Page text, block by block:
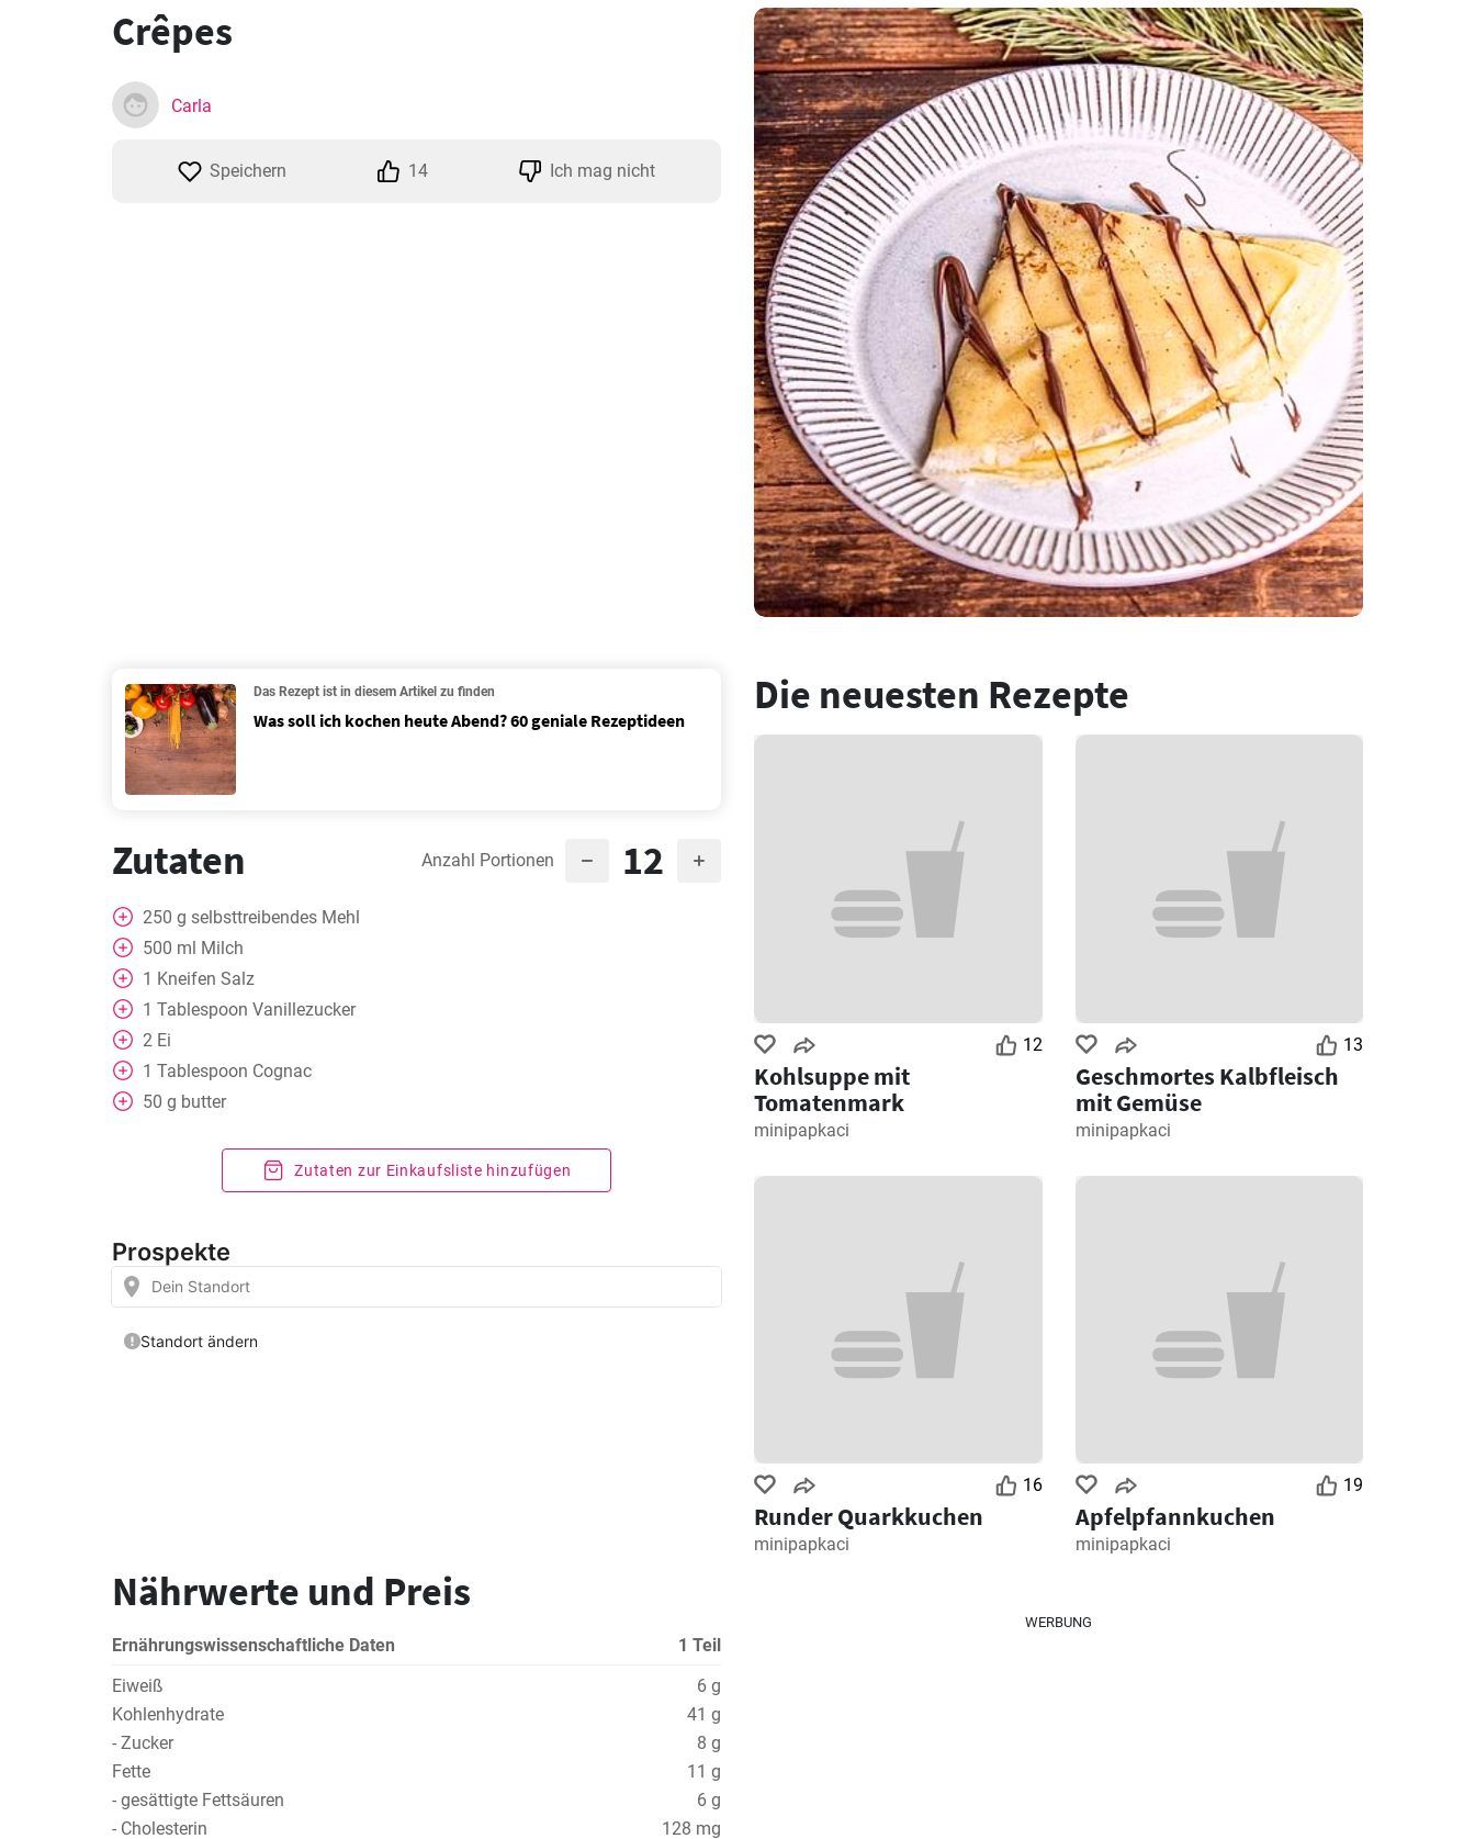
Crêpes
Carla
Speichern 14 Ich mag nicht
Das Rezept ist in diesem Artikel zu finden
Was soll ich kochen heute Abend? 60 geniale Rezeptideen
Zutaten Anzahl Portionen 12
250 g selbsttreibendes Mehl
500 ml Milch
1 Kneifen Salz
1 Tablespoon Vanillezucker
2 Ei
1 Tablespoon Cognac
50 g butter
Zutaten zur Einkaufsliste hinzufügen
Nährwerte und Preis
Ernährungswissenschaftliche Daten
1 Teil
Eiweiß
6 g
Kohlenhydrate
41 g
- Zucker
8 g
Fette
11 g
- gesättigte Fettsäuren
6 g
- Cholesterin
128 mg
Die neuesten Rezepte
12
Kohlsuppe mit
Tomatenmark
minipapkaci
13
Geschmortes Kalbfleisch
mit Gemüse
minipapkaci
16
Runder Quarkkuchen
minipapkaci
19
Apfelpfannkuchen
minipapkaci
WERBUNG